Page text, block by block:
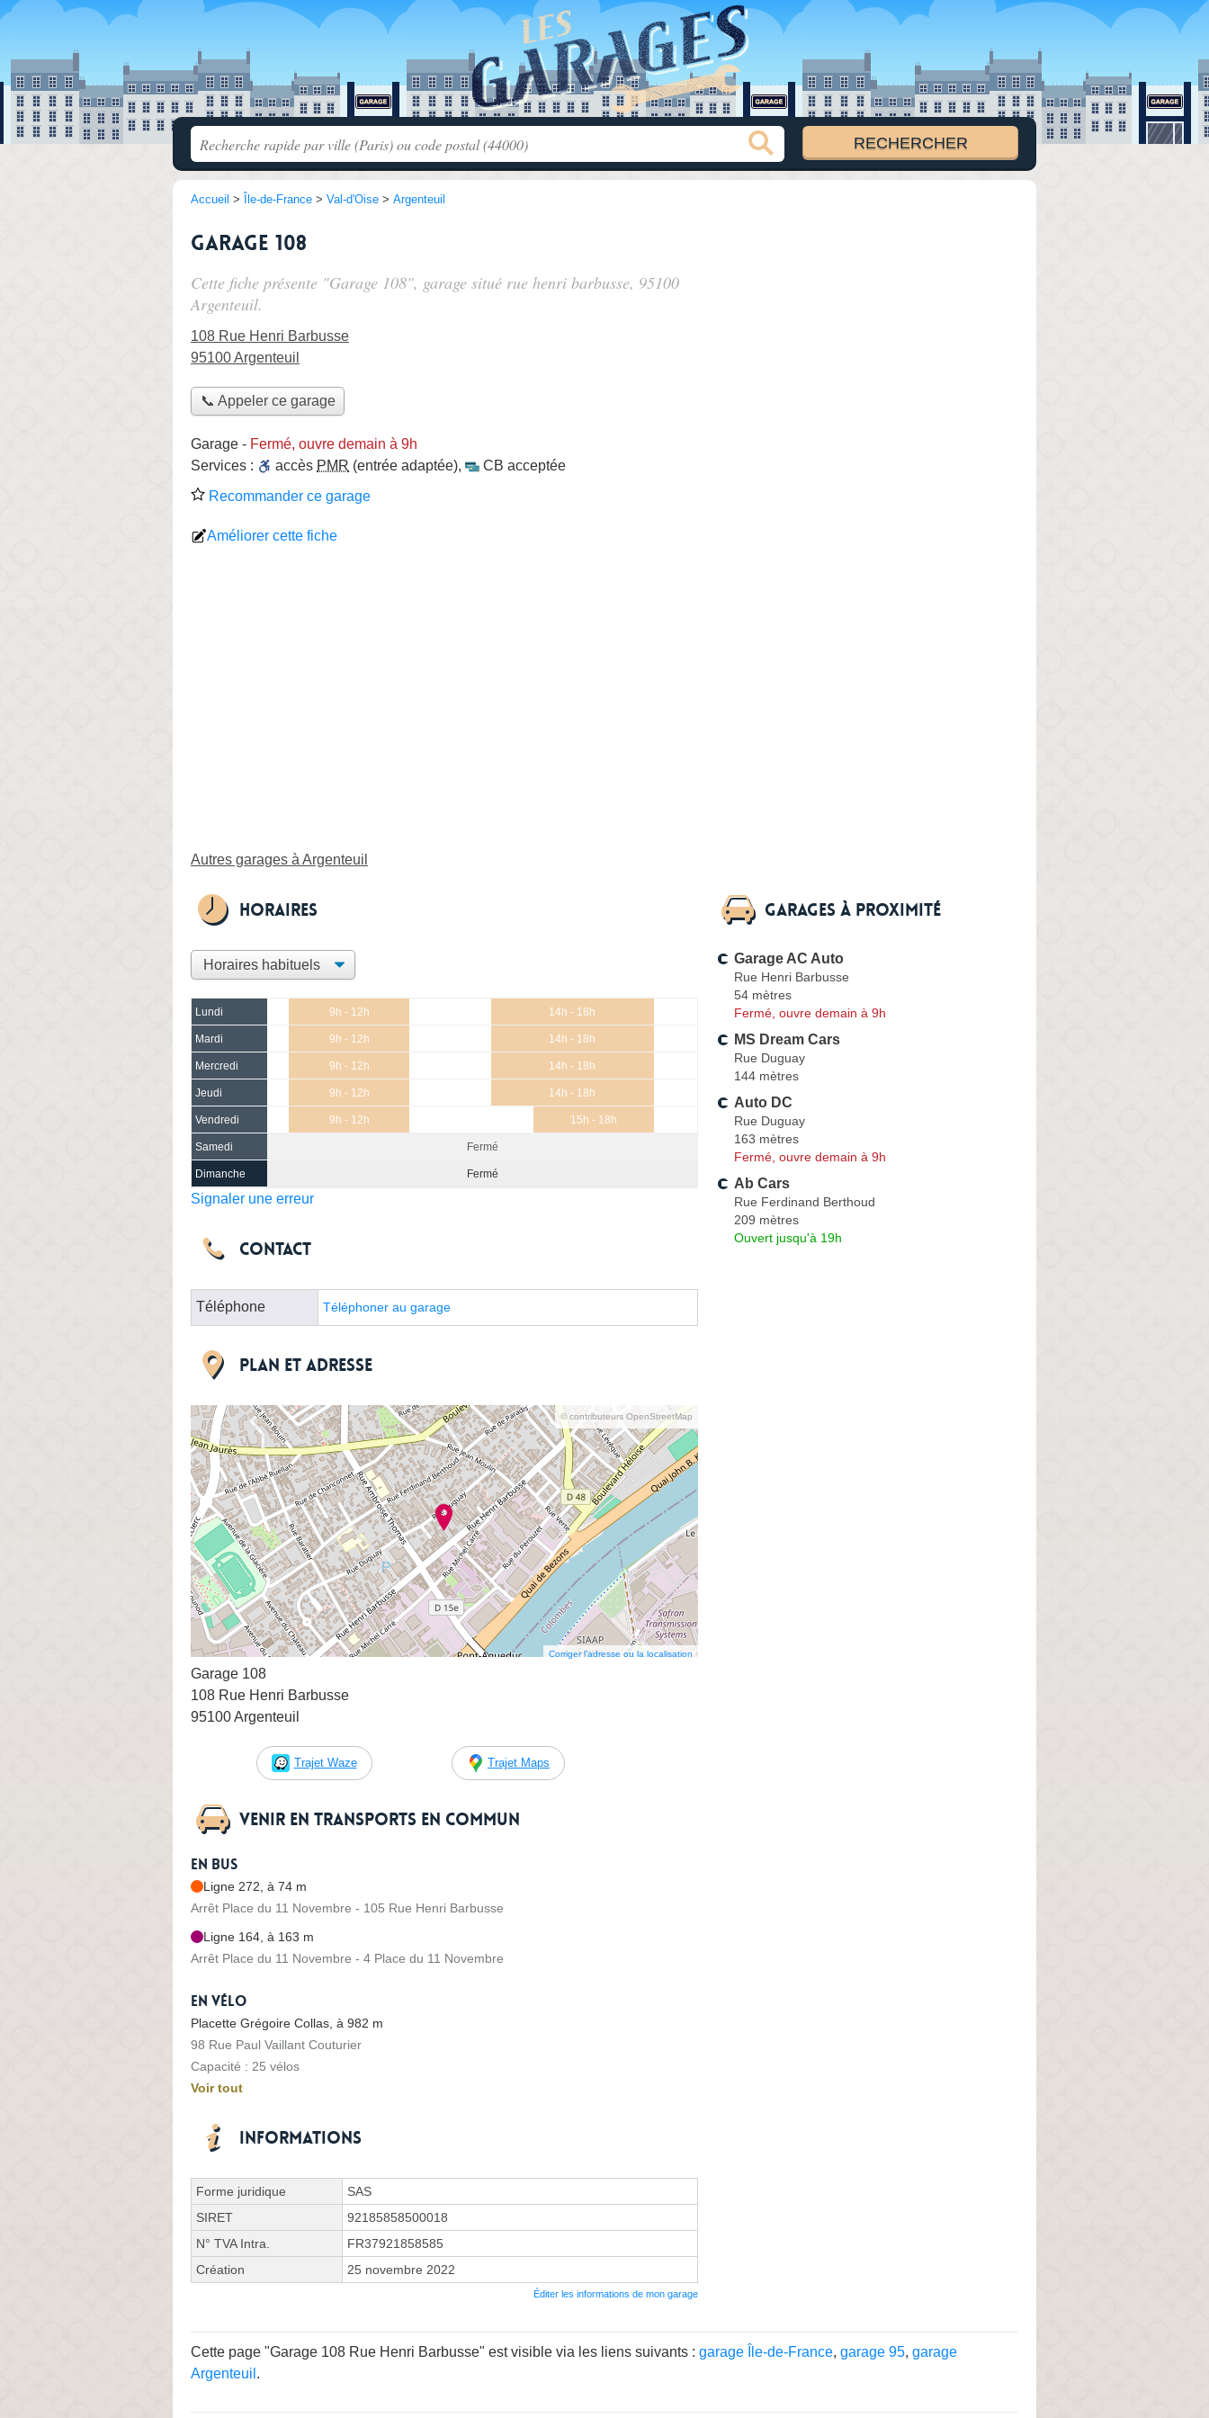
Accueil > Île-de-France > Val-d'Oise > Argenteuil
Garage 108
Cette fiche présente "Garage 108", garage situé rue henri barbusse, 95100
Argenteuil.
108 Rue Henri Barbusse
95100 Argenteuil
📞 Appeler ce garage
Garage - Fermé, ouvre demain à 9h
Services :
accès PMR (entrée adaptée),
CB acceptée
Recommander ce garage
Améliorer cette fiche
Autres garages à Argenteuil
Horaires
Lundi 9h - 12h 14h - 18h
Mardi 9h - 12h 14h - 18h
Mercredi 9h - 12h 14h - 18h
Jeudi 9h - 12h 14h - 18h
Vendredi 9h - 12h 15h - 18h
Samedi Fermé
Dimanche Fermé
Signaler une erreur
Contact
Téléphone Téléphoner au garage
Plan et adresse
© contributeurs OpenStreetMap
Corriger l’adresse ou la localisation
Garage 108
108 Rue Henri Barbusse
95100 Argenteuil
Trajet Waze Trajet Maps
Venir en transports en commun
En bus
Ligne 272, à 74 m
Arrêt Place du 11 Novembre - 105 Rue Henri Barbusse
Ligne 164, à 163 m
Arrêt Place du 11 Novembre - 4 Place du 11 Novembre
En vélo
Placette Grégoire Collas, à 982 m
98 Rue Paul Vaillant Couturier
Capacité : 25 vélos
Voir tout
Informations
Forme juridique
SAS
SIRET
92185858500018
N° TVA Intra.
FR37921858585
Création
25 novembre 2022
Éditer les informations de mon garage
Garages à proximité
Garage AC Auto
Rue Henri Barbusse
54 mètres
Fermé, ouvre demain à 9h
MS Dream Cars
Rue Duguay
144 mètres
Auto DC
Rue Duguay
163 mètres
Fermé, ouvre demain à 9h
Ab Cars
Rue Ferdinand Berthoud
209 mètres
Ouvert jusqu'à 19h
Cette page "Garage 108 Rue Henri Barbusse" est visible via les liens suivants : garage Île-de-France, garage 95, garage
Argenteuil .